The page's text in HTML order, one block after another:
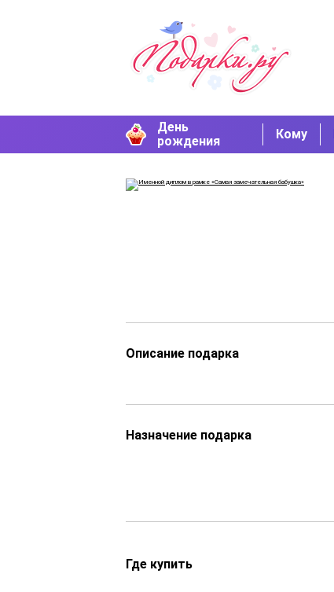
День
рождения
Кому
Описание подарка
Назначение подарка
Где купить